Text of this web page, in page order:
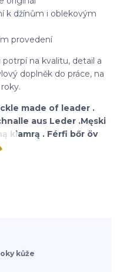
k džínům i oblekovým
provedení
na kvalitu, detail a
doplněk do práce, na
made of leader .
aus Leder .Męski
klamrą . Férfi bőr öv
kůže